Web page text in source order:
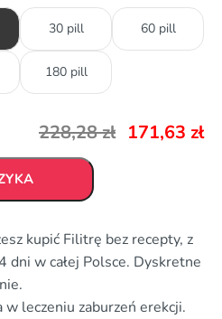
30 pill 60 pill
180 pill
228,28zł 171,63 zł
kupić Filitrę bez recepty, z
dni w całej Polsce. Dyskretne
leczeniu zaburzeń erekcji.